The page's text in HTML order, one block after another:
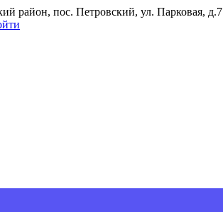
район, пос. Петровский, ул. Парковая, д.7